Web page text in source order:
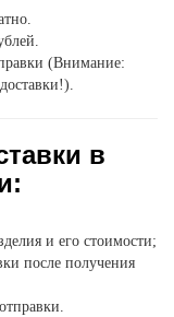
(Внимание:
в
и его стоимости;
после получения